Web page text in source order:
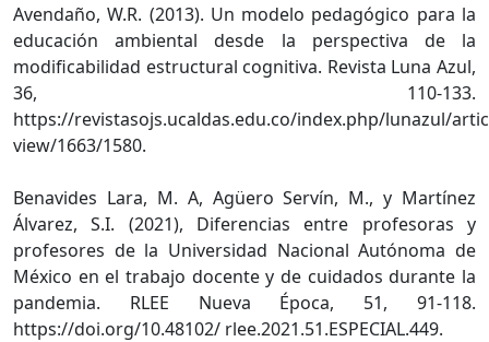
Avendaño, W.R. (2013). Un modelo pedagógico para la
educación ambiental desde la perspectiva de la
modificabilidad estructural cognitiva. Revista Luna Azul,
36, 110-133.
https://revistasojs.ucaldas.edu.co/index.php/lunazul/
view/1663/1580.
Benavides Lara, M. A, Agüero Servín, M., y Martínez
Álvarez, S.I. (2021), Diferencias entre profesoras y
profesores de la Universidad Nacional Autónoma de
México en el trabajo docente y de cuidados durante la
pandemia. RLEE Nueva Época, 51, 91-118.
https://doi.org/10.48102/ rlee.2021.51.ESPECIAL.449.